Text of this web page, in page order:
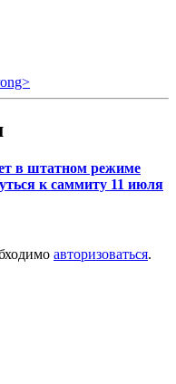
в штатном режиме
к саммиту 11 июля
авторизоваться.